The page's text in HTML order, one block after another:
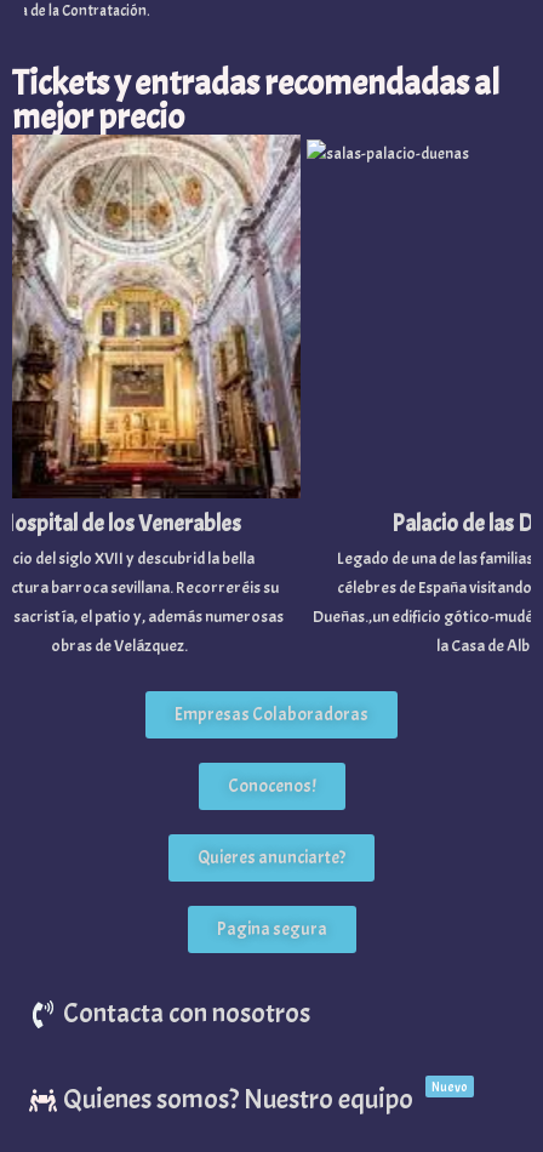
la Contratación.
Tickets y entradas recomendadas al
mejor precio
Palacio de las
Legado de una de las familias
célebres de España visitando el
Dueñas.,un edificio gótico-
la Casa de Alba.
de los Venerables
del siglo XVII y descubrid la bella
barroca sevillana. Recorreréis su
el patio y, además numerosas
obras de Velázquez.
Empresas Colaboradoras
Conocenos!
Quieres anunciarte?
Pagina segura
Contacta con nosotros
Quienes somos? Nuestro equipo Nuevo